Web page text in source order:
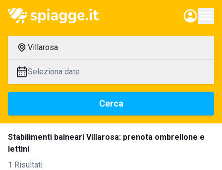
Villarosa
Seleziona date
Cerca
Stabilimenti balneari Villarosa: prenota ombrellone e
lettini
1 Risultati